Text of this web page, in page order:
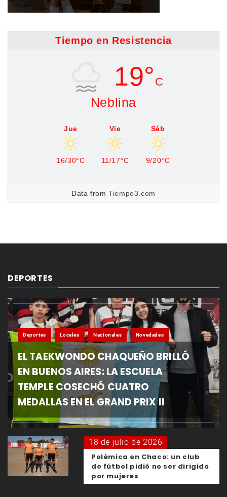
Tiempo en Resistencia
19° C
Neblina
Jue
16/30°C
Vie
11/17°C
Sáb
9/20°C
Data fromTiempo3.com
DEPORTES
Deportes Locales Nacionales Novedades
EL TAEKWONDO CHAQUEÑO BRILLÓ
EN BUENOS AIRES: LA ESCUELA
TEMPLE COSECHÓ CUATRO
MEDALLAS EN EL GRAND PRIX II
18 de julio de 2026
Polémica en Chaco: un club
de fútbol pidió no ser dirigido
por mujeres